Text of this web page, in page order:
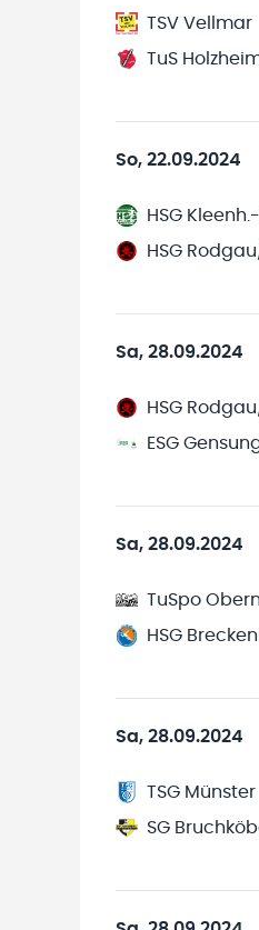
TSV Vellmar
TuS
So, 22.09.2024
HSG
HSG
Sa, 28.09.2024
HSG
ESG
Sa, 28.09.2024
TuSpo
HSG
Sa, 28.09.2024
TSG Münster
SG